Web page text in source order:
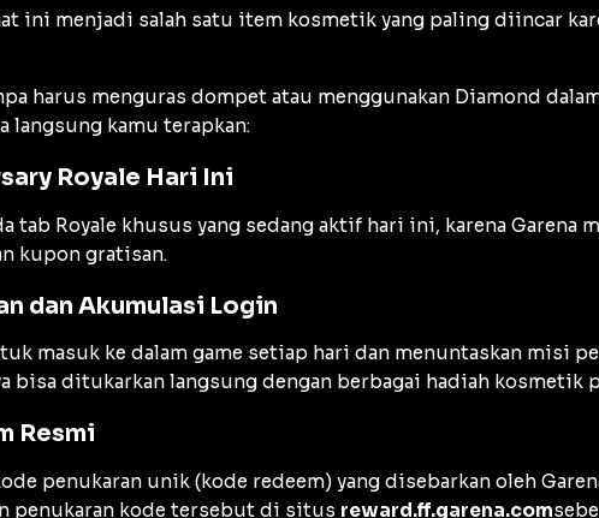
ini menjadi salah satu item kosmetik yang paling diincar
harus menguras dompet atau menggunakan Diamond
kamu terapkan:
Royale Hari Ini
tab Royale khusus yang sedang aktif hari ini, karena Garena
kupon gratisan.
dan Akumulasi Login
masuk ke dalam game setiap hari dan menuntaskan misi
bisa ditukarkan langsung dengan berbagai hadiah
Resmi
penukaran unik (kode redeem) yang disebarkan oleh
penukaran kode tersebut di situs reward.ff.garena.com